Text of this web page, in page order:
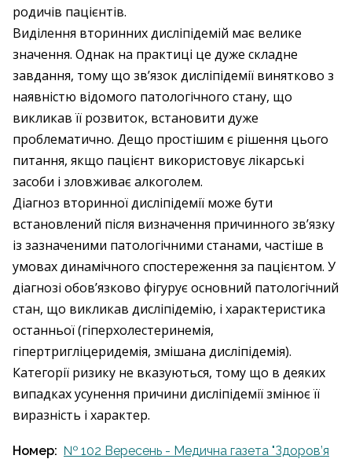
родичів пацієнтів.
Виділення вторинних дисліпідемій має велике
значення. Однак на практиці це дуже складне
завдання, тому що зв’язок дисліпідемії винятково з
наявністю відомого патологічного стану, що
викликав її розвиток, встановити дуже
проблематично. Дещо простішим є рішення цього
питання, якщо пацієнт використовує лікарські
засоби і зловживає алкоголем.
Діагноз вторинної дисліпідемії може бути
встановлений після визначення причинного зв’язку
із зазначеними патологічними станами, частіше в
умовах динамічного спостереження за пацієнтом. У
діагнозі обов’язково фігурує основний патологічний
стан, що викликав дисліпідемію, і характеристика
останньої (гіперхолестеринемія,
гіпертригліцеридемія, змішана дисліпідемія).
Категорії ризику не вказуються, тому що в деяких
випадках усунення причини дисліпідемії змінює її
виразність і характер.
Номер: № 102 Вересень - Медична газета "Здоров’я